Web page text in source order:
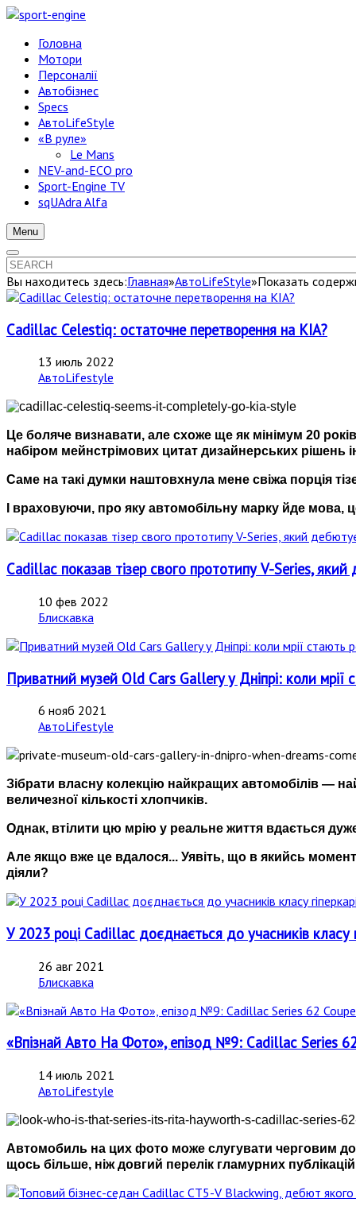
Головна
Мотори
Персоналії
Автобізнес
Specs
АвтоLifeStyle
«В руле»
Le Mans
NEV-and-ECO pro
Sport-Engine TV
sqUAdra Alfa
Menu
Вы находитесь здесь:Главная»АвтоLifeStyle»Показать
Cadillac Celestiq: остаточне перетворення на KIA?
13 июль 2022
АвтоLifestyle
Це боляче визнавати, але схоже ще як мінімум 20
набіром мейнстрімових цитат дизайнерських рішень
Саме на такі думки наштовхнула мене свіжа порція
І враховуючи, про яку автомобільну марку йде мова,
Cadillac показав тізер свого прототипу V-Series,
10 фев 2022
Блискавка
Приватний музей Old Cars Gallery у Дніпрі: коли мрії
6 нояб 2021
АвтоLifestyle
Зібрати власну колекцію найкращих автомобілів —
величезної кількості хлопчиків.
Однак, втілити цю мрію у реальне життя вдається
Але якщо вже це вдалося... Уявіть, що в якийсь
діяли?
У 2023 році Cadillac доєднається до учасників класу
26 авг 2021
Блискавка
«Впізнай Авто На Фото», епізод №9: Cadillac Series
14 июль 2021
АвтоLifestyle
Автомобиль на цих фото може слугувати черговим
щось більше, ніж довгий перелік гламурних